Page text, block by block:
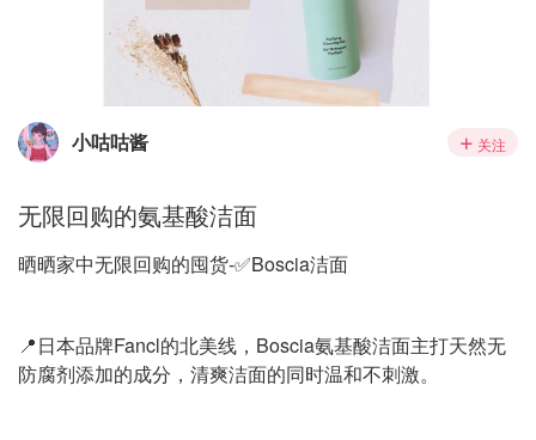
小咕咕酱 关注
无限回购的氨基酸洁面
晒晒家中无限回购的囤货-✅Boscia洁面
📍日本品牌Fancl的北美线，Boscia氨基酸洁面主打天然无
防腐剂添加的成分，清爽洁面的同时温和不刺激。